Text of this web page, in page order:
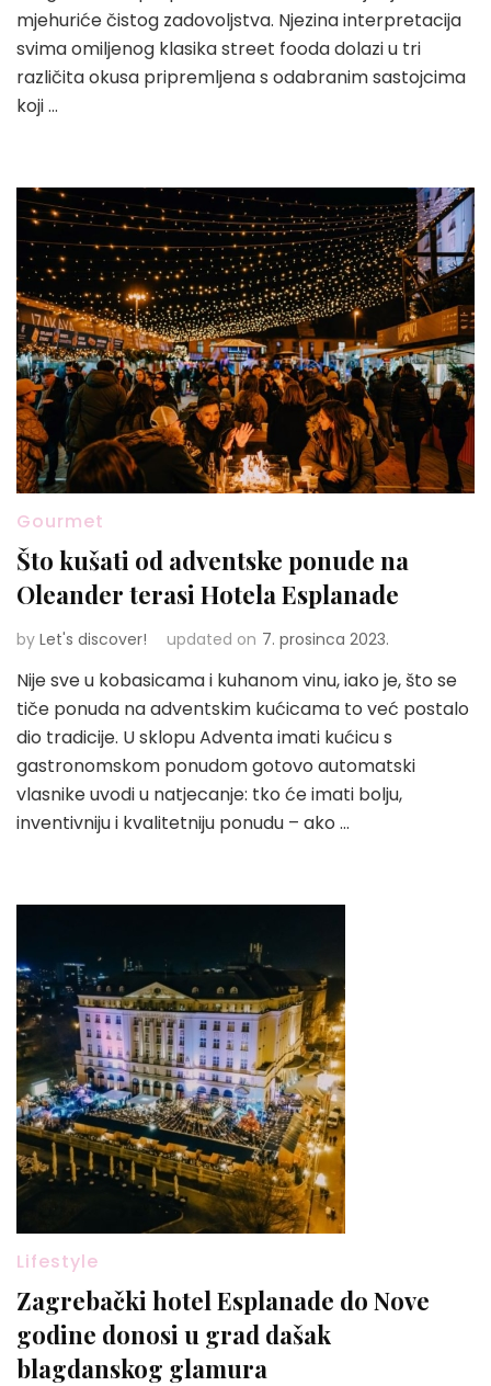
mjehuriće čistog zadovoljstva. Njezina interpretacija
svima omiljenog klasika street fooda dolazi u tri
različita okusa pripremljena s odabranim sastojcima
koji …
Gourmet
Što kušati od adventske ponude na
Oleander terasi Hotela Esplanade
by Let's discover! updated on 7. prosinca 2023.
Nije sve u kobasicama i kuhanom vinu, iako je, što se
tiče ponuda na adventskim kućicama to već postalo
dio tradicije. U sklopu Adventa imati kućicu s
gastronomskom ponudom gotovo automatski
vlasnike uvodi u natjecanje: tko će imati bolju,
inventivniju i kvalitetniju ponudu – ako …
Lifestyle
Zagrebački hotel Esplanade do Nove
godine donosi u grad dašak
blagdanskog glamura